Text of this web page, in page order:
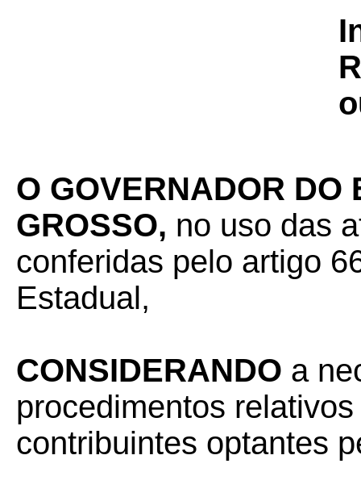
O GOVERNADOR DO
GROSSO, no uso das
conferidas pelo artigo
Estadual,
CONSIDERANDO a
procedimentos
contribuintes optantes